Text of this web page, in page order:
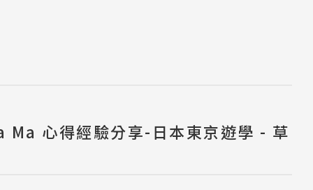
Ma 心得經驗分享-日本東京遊學 - 草